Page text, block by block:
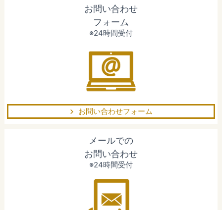
お問い合わせ
フォーム
※24時間受付
お問い合わせフォーム
メールでの
お問い合わせ
※24時間受付